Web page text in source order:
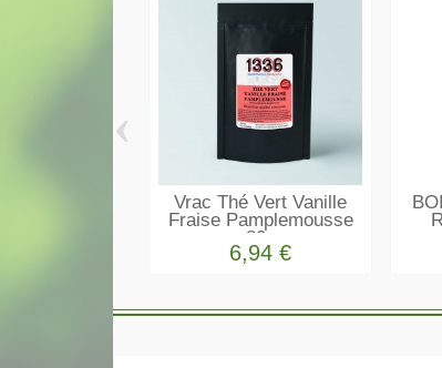
Vrac Thé Vert Vanille
Fraise Pamplemousse
80g
6,94 €
‹